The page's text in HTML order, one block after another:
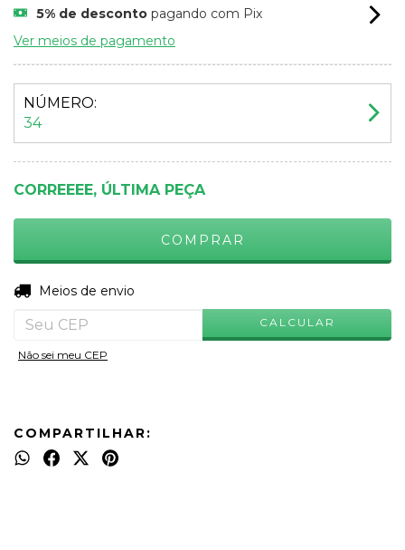
5% de desconto pagando com Pix
Ver meios de pagamento
NÚMERO:
34
CORREEEE, ÚLTIMA PEÇA
Entregas para o CEP:
Meios de envio
CALCULAR
Não sei meu CEP
COMPARTILHAR: